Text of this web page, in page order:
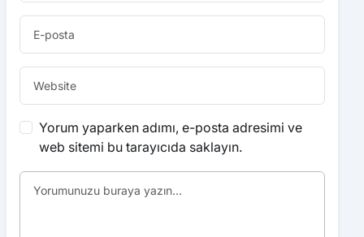
Yorum yaparken adımı, e-posta adresimi ve
web sitemi bu tarayıcıda saklayın.